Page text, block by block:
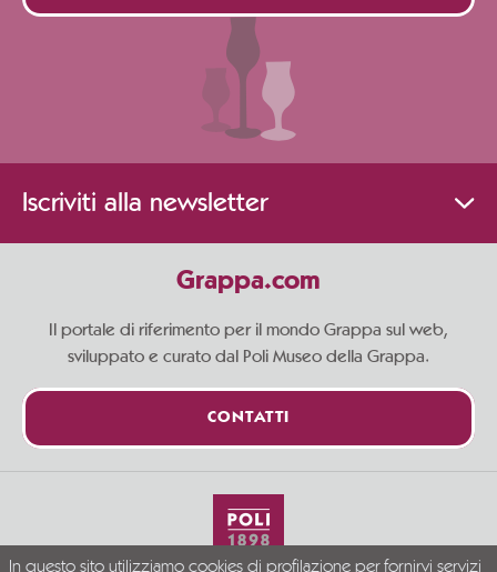
Iscriviti alla newsletter
Grappa.com
Il portale di riferimento per il mondo Grappa sul web,
sviluppato e curato dal Poli Museo della Grappa.
CONTATTI
In questo sito utilizziamo cookies di profilazione per fornirvi servizi